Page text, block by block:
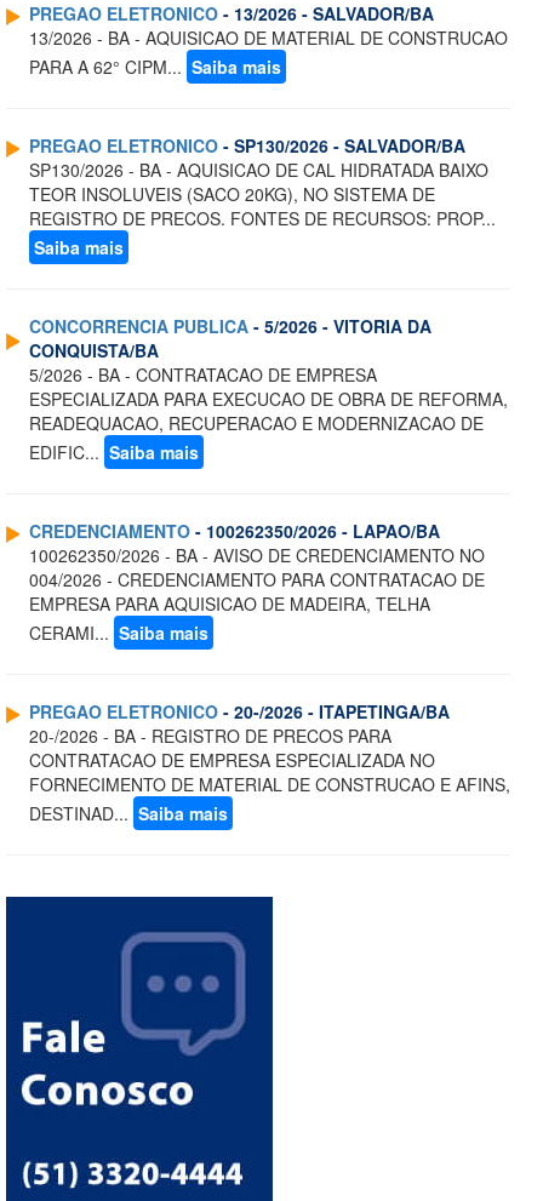
PREGAO ELETRONICO - 13/2026 - SALVADOR/BA
13/2026 - BA - AQUISICAO DE MATERIAL DE CONSTRUCAO
PARA A 62° CIPM... Saiba mais
PREGAO ELETRONICO - SP130/2026 - SALVADOR/BA
SP130/2026 - BA - AQUISICAO DE CAL HIDRATADA BAIXO
TEOR INSOLUVEIS (SACO 20KG), NO SISTEMA DE
REGISTRO DE PRECOS. FONTES DE RECURSOS: PROP...
Saiba mais
CONCORRENCIA PUBLICA - 5/2026 - VITORIA DA
CONQUISTA/BA
5/2026 - BA - CONTRATACAO DE EMPRESA
ESPECIALIZADA PARA EXECUCAO DE OBRA DE REFORMA,
READEQUACAO, RECUPERACAO E MODERNIZACAO DE
EDIFIC... Saiba mais
CREDENCIAMENTO - 100262350/2026 - LAPAO/BA
100262350/2026 - BA - AVISO DE CREDENCIAMENTO NO
004/2026 - CREDENCIAMENTO PARA CONTRATACAO DE
EMPRESA PARA AQUISICAO DE MADEIRA, TELHA
CERAMI... Saiba mais
PREGAO ELETRONICO - 20-/2026 - ITAPETINGA/BA
20-/2026 - BA - REGISTRO DE PRECOS PARA
CONTRATACAO DE EMPRESA ESPECIALIZADA NO
FORNECIMENTO DE MATERIAL DE CONSTRUCAO E AFINS,
DESTINAD... Saiba mais